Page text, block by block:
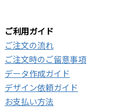
ご利用ガイド
ご注文の流れ
ご注文時のご留意事項
データ作成ガイド
デザイン依頼ガイド
お支払い方法